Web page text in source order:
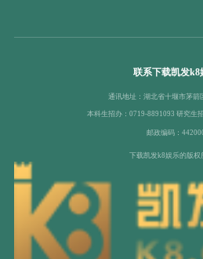
联系下载凯发k8
通讯地址：湖北省十堰市茅箭
本科生招办：0719-8891093 研究生
邮政编码：
下载凯发k8娱乐的版权